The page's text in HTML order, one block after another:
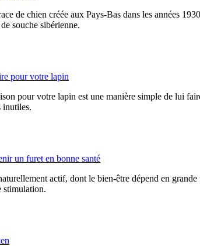
de chien créée aux Pays-Bas dans les années
souche sibérienne.
pour votre lapin
pour votre lapin est une manière simple de lui
inutiles.
un furet en bonne santé
actif, dont le bien-être dépend en
stimulation.